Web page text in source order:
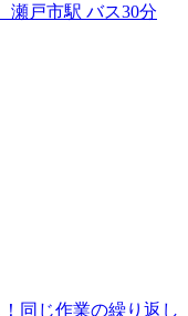
瀬戸市駅 バス30分
同じ作業の繰り返し